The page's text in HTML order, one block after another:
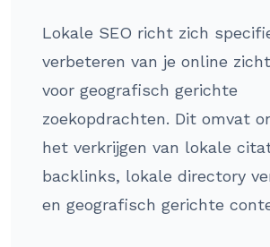
Lokale SEO richt zich
verbeteren van je online
voor geografisch gerichte
zoekopdrachten. Dit omvat
het verkrijgen van lokale
backlinks, lokale directory
en geografisch gerichte